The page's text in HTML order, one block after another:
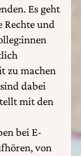
Es geht
Rechte und
zu machen
dabei
mit den
bei E-
von